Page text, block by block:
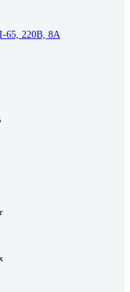
65, 220В, 8А